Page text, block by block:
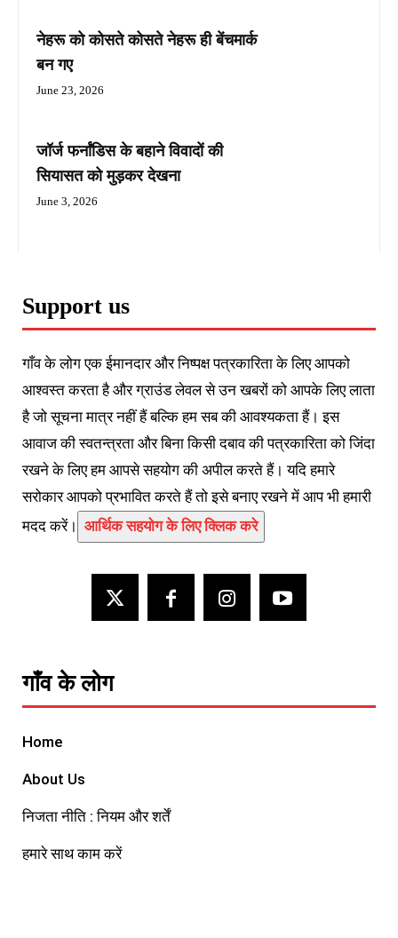
नेहरू को कोसते कोसते नेहरू ही बेंचमार्क
बन गए
June 23, 2026
जॉर्ज फर्नांडिस के बहाने विवादों की
सियासत को मुड़कर देखना
June 3, 2026
Support us
गाँव के लोग एक ईमानदार और निष्पक्ष पत्रकारिता के लिए आपको
आश्वस्त करता है और ग्राउंड लेवल से उन खबरों को आपके लिए लाता
है जो सूचना मात्र नहीं हैं बल्कि हम सब की आवश्यकता हैं। इस
आवाज की स्वतन्त्रता और बिना किसी दबाव की पत्रकारिता को जिंदा
रखने के लिए हम आपसे सहयोग की अपील करते हैं। यदि हमारे
सरोकार आपको प्रभावित करते हैं तो इसे बनाए रखने में आप भी हमारी
मदद करें। आर्थिक सहयोग के लिए क्लिक करे
गाँव के लोग
Home
About Us
निजता नीति : नियम और शर्तें
हमारे साथ काम करें